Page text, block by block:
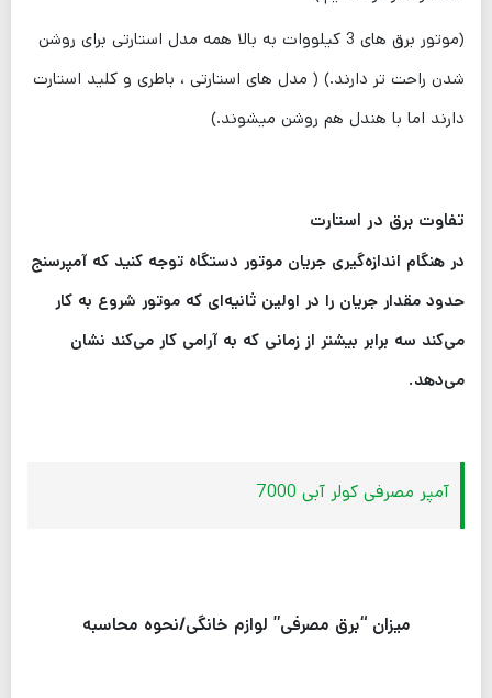
(موتور برق های 3 کیلووات به بالا همه مدل استارتی برای روشن
شدن راحت تر دارند.) ( مدل های استارتی ، باطری و کلید استارت
دارند اما با هندل هم روشن میشوند.)
تفاوت برق در استارت
در هنگام اندازه‌گیری جریان موتور دستگاه توجه کنید که آمپرسنج
حدود مقدار جریان را در اولین ثانیه‌ای که موتور شروع به کار
می‌کند سه برابر بیشتر از زمانی که به آرامی کار می‌کند نشان
می‌دهد.
آمپر مصرفی کولر آبی 7000
میزان “برق مصرفی” لوازم خانگی/نحوه محاسبه